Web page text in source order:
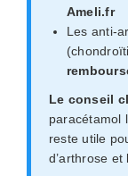
Ameli.fr
Les anti-
Le conseil
paracétamol
reste utile
d’arthrose